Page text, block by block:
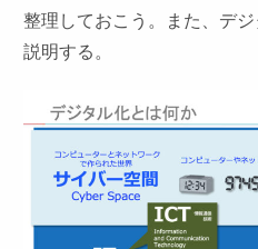
整理しておこう。また、デ
説明する。